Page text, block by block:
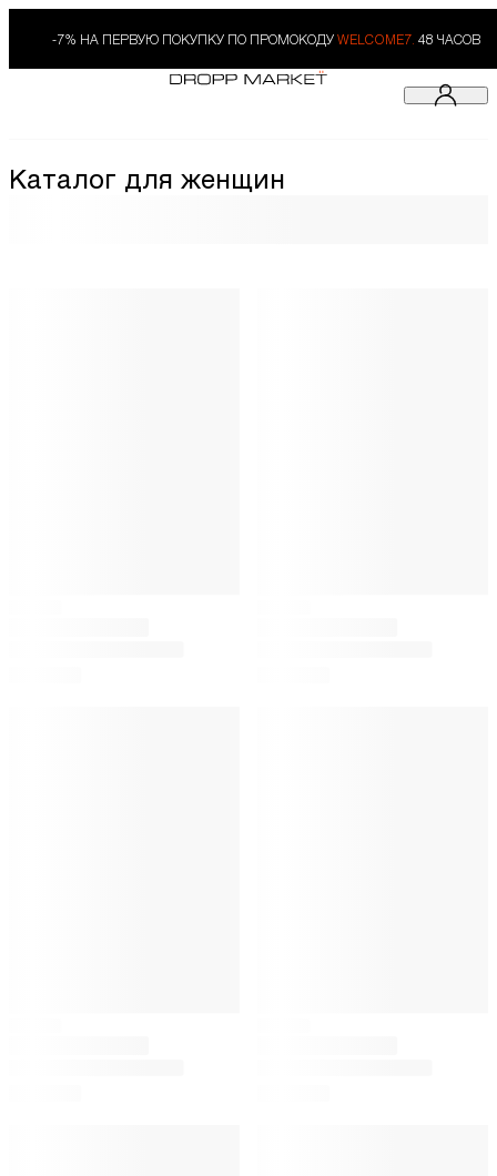
-7% НА ПЕРВУЮ ПОКУПКУ ПО ПРОМОКОДУ WELCOME7. 48 ЧАСОВ
Каталог для женщин